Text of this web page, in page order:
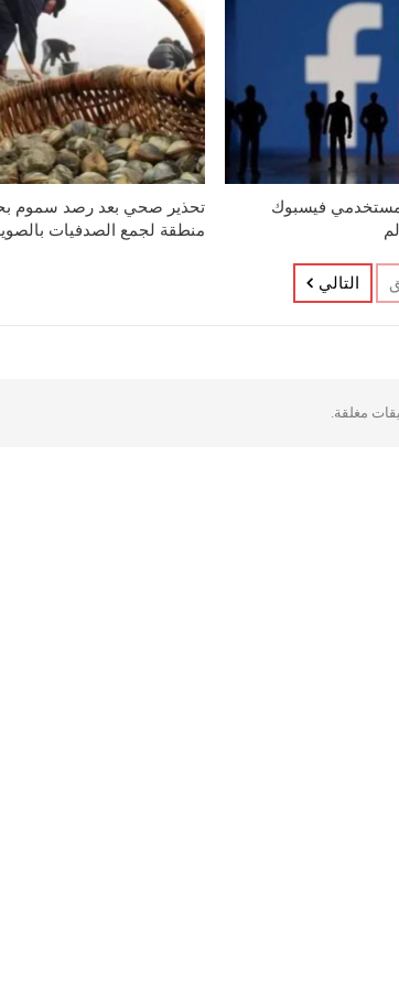
فيسبوك
تحذير صحي بعد رصد سموم
منطقة لجمع الصدفيات
التالي
مغلقة.